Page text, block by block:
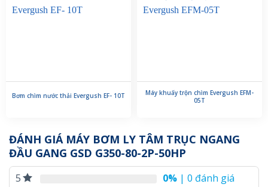
Bơm chìm nước thải Evergush EF- 10T
Máy khuấy trộn chìm Evergush EFM-
05T
ĐÁNH GIÁ MÁY BƠM LY TÂM TRỤC NGANG
ĐẦU GANG GSD G350-80-2P-50HP
5 0% | 0 đánh giá